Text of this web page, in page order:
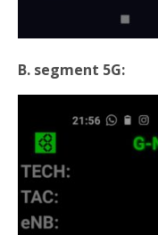
B. segment 5G: